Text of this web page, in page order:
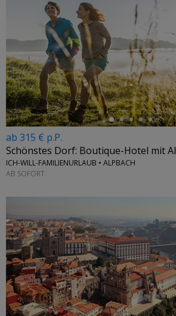
←
ab 315 € p.P.
Schönstes Dorf: Boutique-Hotel mit Al
ICH-WILL-FAMILIENURLAUB • ALPBACH
AB SOFORT